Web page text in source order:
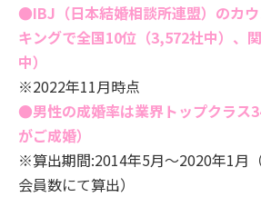
●IBJ（日本結婚相談所連盟）のカ
キングで全国10位（3,572社中）、
中）
※2022年11月時点
●男性の成婚率は業界トップクラス
がご成婚）
※算出期間:2014年5月～2020年1月
会員数にて算出）